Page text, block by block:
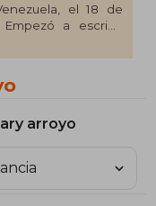
el 18 de
a escribir
plataformas a
fue su primera
Oscary estudia
Uno de sus
cada una de sus
arroyo